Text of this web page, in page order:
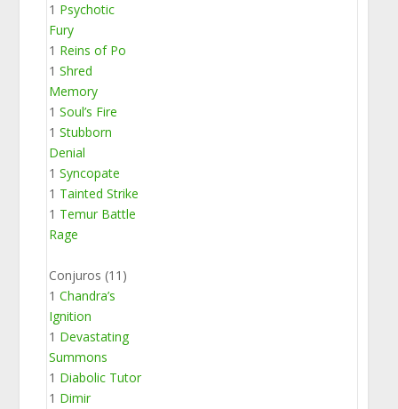
1 Psychotic
Fury
1 Reins of Po
1Shred
Memory
1Soul’s Fire
1Stubborn
Denial
1Syncopate
1 Tainted Strike
1 Temur Battle
Rage
Conjuros (11)
1Chandra’s
Ignition
1 Devastating
Summons
1 Diabolic Tutor
1 Dimir